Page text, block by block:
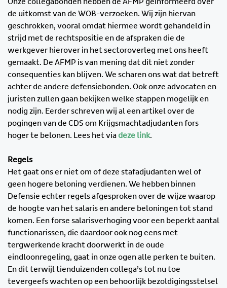
de uitkomst van de WOB-verzoeken. Wij zijn hiervan
geschrokken, vooral omdat hiermee wordt gehandeld in
strijd met de rechtspositie en de afspraken die de
werkgever hierover in het sectoroverleg met ons heeft
gemaakt. De AFMP is van mening dat dit niet zonder
consequenties kan blijven. We scharen ons wat dat betreft
achter de andere defensiebonden. Ook onze advocaten en
juristen zullen gaan bekijken welke stappen mogelijk en
nodig zijn. Eerder schreven wij al een artikel over de
pogingen van de CDS om Krijgsmachtadjudanten fors
hoger te belonen. Lees het viadeze link.
Regels
Het gaat ons er niet om of deze stafadjudanten wel of
geen hogere beloning verdienen. We hebben binnen
Defensie echter regels afgesproken over de wijze waarop
de hoogte van het salaris en andere beloningen tot stand
komen. Een forse salarisverhoging voor een beperkt aantal
functionarissen, die daardoor ook nog eens met
tergwerkende kracht doorwerkt in de oude
eindloonregeling, gaat in onze ogen alle perken te buiten.
En dit terwijl tienduizenden collega’s tot nu toe
tevergeefs wachten op een behoorlijk bezoldigingsstelsel